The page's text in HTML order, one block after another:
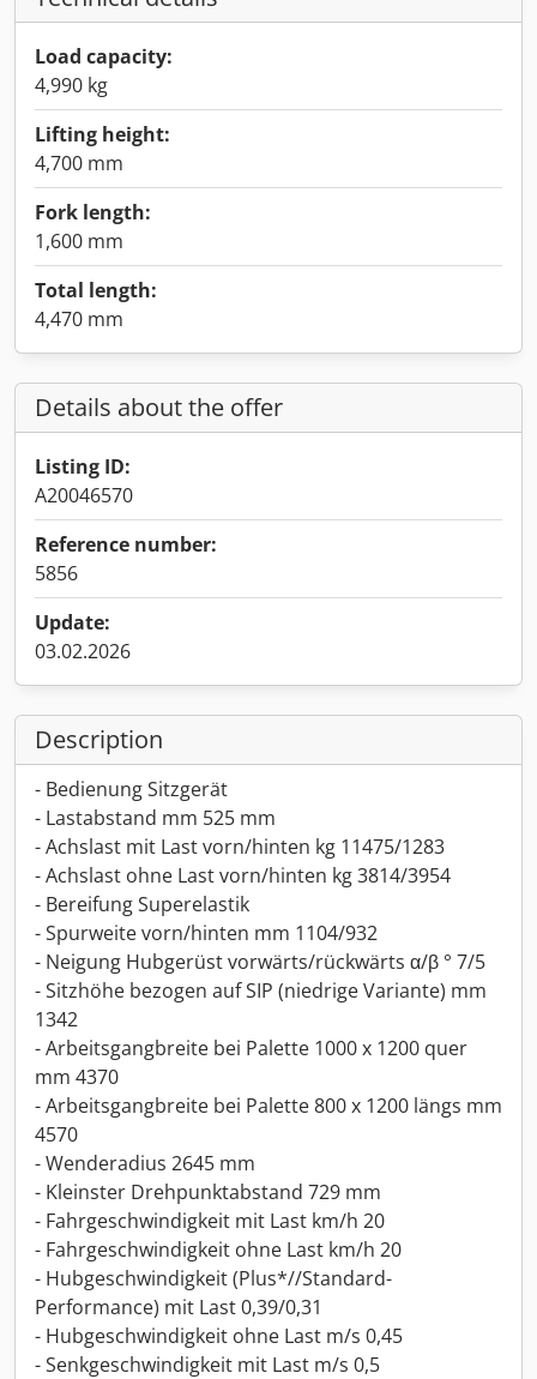
Load capacity:
4,990 kg
Lifting height:
4,700 mm
Fork length:
1,600 mm
Total length:
4,470 mm
Details about the offer
Listing ID:
A20046570
Reference number:
5856
Update:
03.02.2026
Description
- Bedienung Sitzgerät
- Lastabstand mm 525 mm
- Achslast mit Last vorn/hinten kg 11475/1283
- Achslast ohne Last vorn/hinten kg 3814/3954
- Bereifung Superelastik
- Spurweite vorn/hinten mm 1104/932
- Neigung Hubgerüst vorwärts/rückwärts α/β ° 7/5
- Sitzhöhe bezogen auf SIP (niedrige Variante) mm
1342
- Arbeitsgangbreite bei Palette 1000 x 1200 quer
mm 4370
- Arbeitsgangbreite bei Palette 800 x 1200 längs mm
4570
- Wenderadius 2645 mm
- Kleinster Drehpunktabstand 729 mm
- Fahrgeschwindigkeit mit Last km/h 20
- Fahrgeschwindigkeit ohne Last km/h 20
- Hubgeschwindigkeit (Plus*//Standard-
Performance) mit Last 0,39/0,31
- Hubgeschwindigkeit ohne Last m/s 0,45
- Senkgeschwindigkeit mit Last m/s 0,5